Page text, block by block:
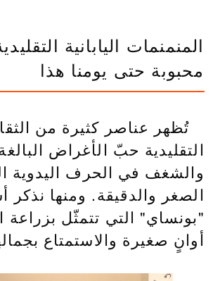
المنمنمات اليابانية
محبوبة حتى يومنا هذا
تُظهر عناصر كثيرة من
التقليدية حبّ الأغراض
والشغف في الحرف اليدوية
الصغر والدقيقة. ومنها نذكر
"بونساي" التي تتمثّل بزراعة
أوانٍ صغيرة والاستمتاع